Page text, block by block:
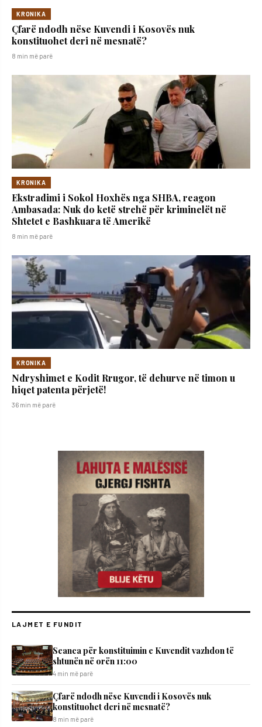
KRONIKA
Çfarë ndodh nëse Kuvendi i Kosovës nuk
konstituohet deri në mesnatë?
8 min më parë
KRONIKA
Ekstradimi i Sokol Hoxhës nga SHBA, reagon
Ambasada: Nuk do ketë strehë për kriminelët në
Shtetet e Bashkuara të Amerikë
8 min më parë
KRONIKA
Ndryshimet e Kodit Rrugor, të dehurve në timon u
hiqet patenta përjetë!
36 min më parë
LAJMET E FUNDIT
Seanca për konstituimin e Kuvendit vazhdon të
shtunën në orën 11:00
4 min më parë
Çfarë ndodh nëse Kuvendi i Kosovës nuk
konstituohet deri në mesnatë?
8 min më parë